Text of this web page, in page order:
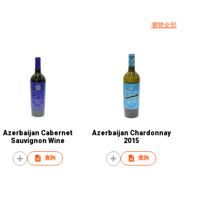
瀏覽全部
Azerbaijan Cabernet
Sauvignon Wine
查詢
Azerbaijan Chardonnay
2015
查詢